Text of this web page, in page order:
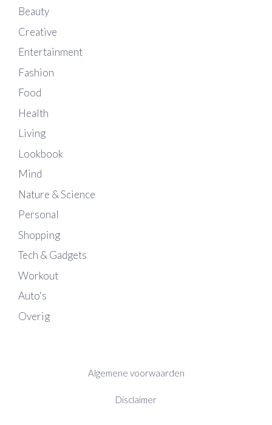
Beauty
Creative
Entertainment
Fashion
Food
Health
Living
Lookbook
Mind
Nature & Science
Personal
Shopping
Tech & Gadgets
Workout
Auto's
Overig
Algemene voorwaarden
Disclaimer